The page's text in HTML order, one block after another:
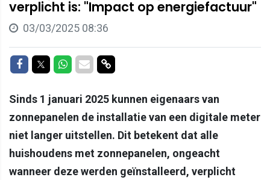
verplicht is: "Impact op energiefactuur"
03/03/2025 08:36
Delen op Facebook
Delen op Twitter
Delen op Whatsapp
Delen via Mail
Delen via link
Sinds 1 januari 2025 kunnen eigenaars van
zonnepanelen de installatie van een digitale meter
niet langer uitstellen. Dit betekent dat alle
huishoudens met zonnepanelen, ongeacht
wanneer deze werden geïnstalleerd, verplicht